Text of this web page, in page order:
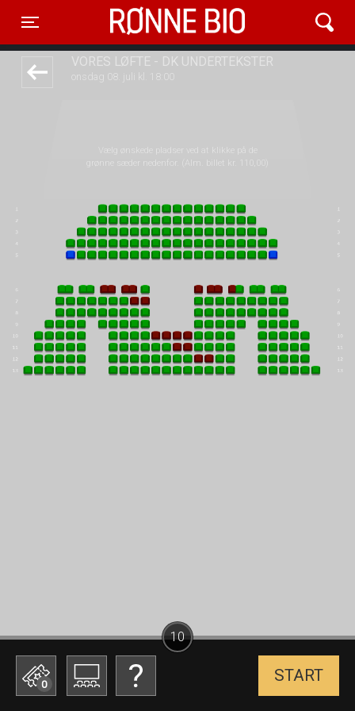
Toggle navigation
Rønne Bio
VORES LØFTE - DK UNDERTEKSTER
onsdag 08. juli kl. 18:00
Vælg ønskede pladser ved at klikke på de
grønne sæder nedenfor. (Alm. billet kr. 110,00)
0 START
10
front05-temp 042919